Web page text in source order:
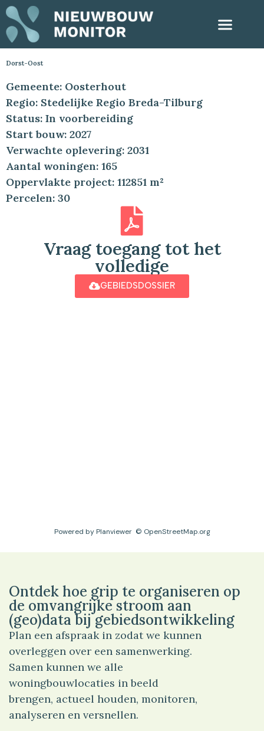
Dorst-Oost
Gemeente: Oosterhout
Regio: Stedelijke Regio Breda-Tilburg
Status: In voorbereiding
Start bouw: 2027
Verwachte oplevering: 2031
Aantal woningen: 165
Oppervlakte project: 112851 m²
Percelen: 30
Vraag toegang tot het
volledige
GEBIEDSDOSSIER
Powered by Planviewer© OpenStreetMap.org
Ontdek hoe grip te organiseren op
de omvangrijke stroom aan
(geo)data bij gebiedsontwikkeling
Plan een afspraak in zodat we kunnen
overleggen over een samenwerking.
Samen kunnen we alle
woningbouwlocaties in beeld
brengen, actueel houden, monitoren,
analyseren en versnellen.